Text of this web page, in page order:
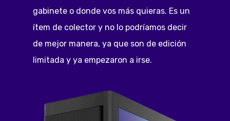
gabinete o donde vos más quieras. Es un
ítem de colector y no lo podríamos decir
de mejor manera, ya que son de edición
limitada y ya empezaron a irse.